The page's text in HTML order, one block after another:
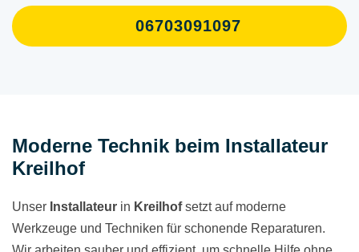
06703091097
Moderne Technik beim Installateur
Kreilhof
Unser Installateur in Kreilhofsetzt auf moderne
Werkzeuge und Techniken für schonende Reparaturen.